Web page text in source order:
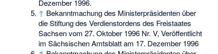
Dezember 1996.
↑ Bekanntmachung des Ministerpräsidenten über
die Stiftung des Verdienstordens des Freistaates
Sachsen vom 27. Oktober 1996 Nr. V, Veröffentlicht
im Sächsischen Amtsblatt am 17. Dezember 1996